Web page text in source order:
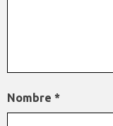
Nombre *